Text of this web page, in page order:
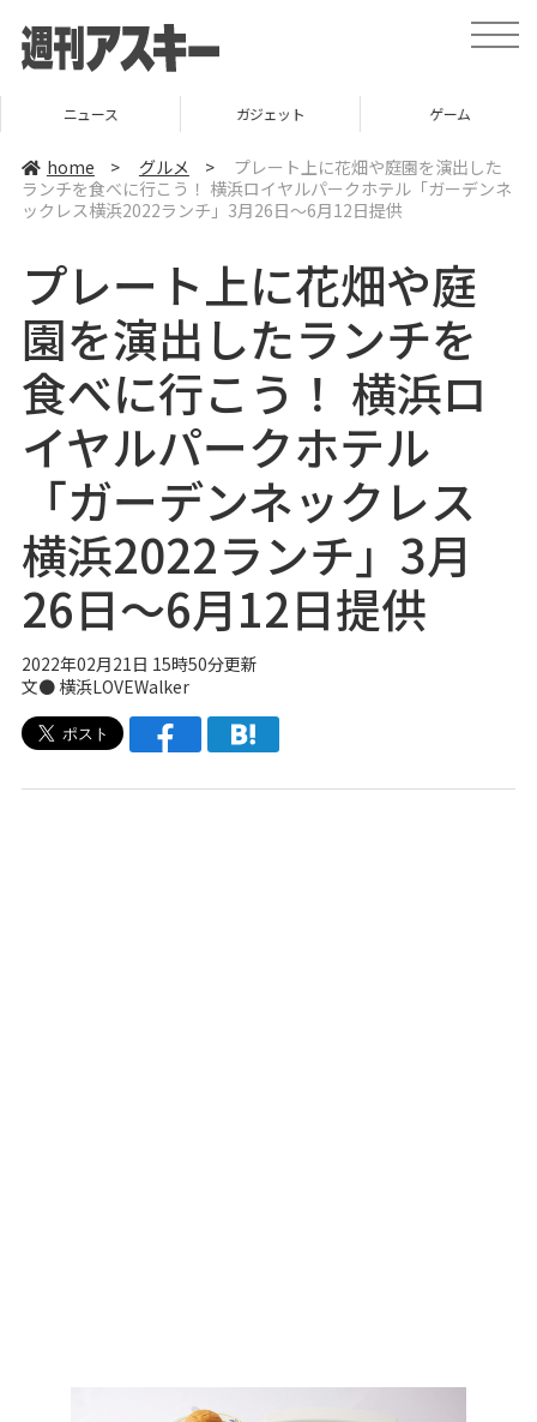
t
o
v
i
ニュース ガジェット ゲーム
home > グルメ >
プレート上に花畑や庭園を演出した
ランチを食べに行こう！ 横浜ロイヤルパークホテル「ガーデンネ
ックレス横浜2022ランチ」3月26日～6月12日提供
プレート上に花畑や庭
園を演出したランチを
食べに行こう！ 横浜ロ
イヤルパークホテル
「ガーデンネックレス
横浜2022ランチ」3月
26日～6月12日提供
2022年02月21日 15時50分更新
文● 横浜LOVEWalker